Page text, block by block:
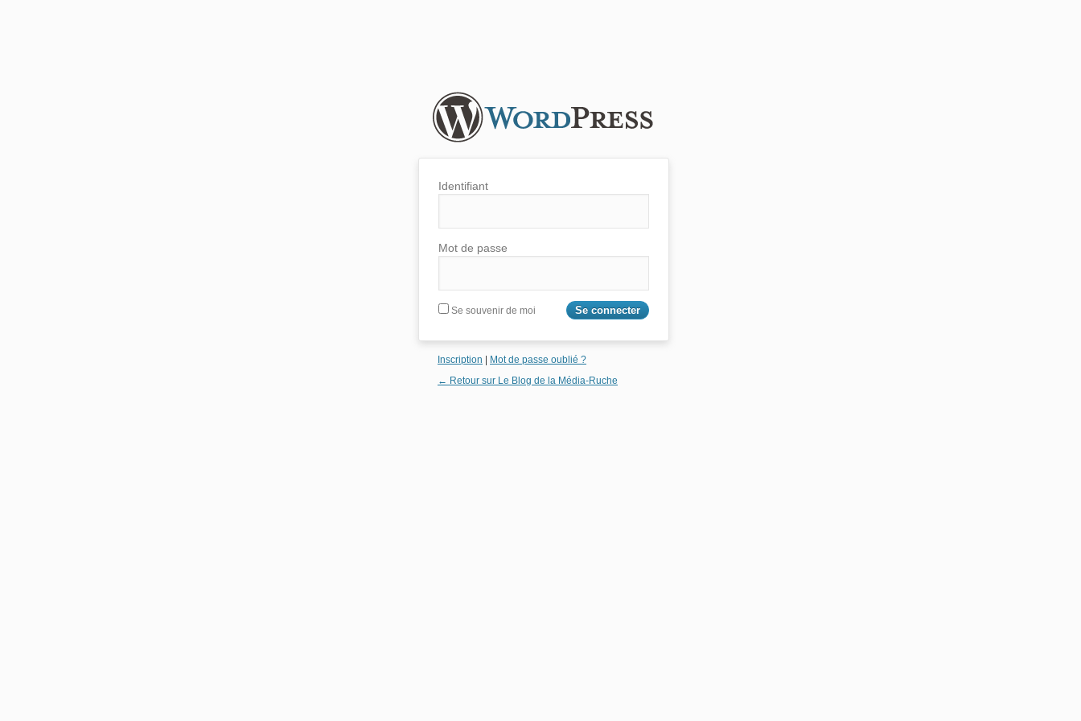
Identifiant
Mot de passe
Se souvenir de moi
Inscription
Mot de passe oublié ?
← Retour sur Le Blog de la Média-Ruche